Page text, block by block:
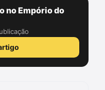
no Empório do